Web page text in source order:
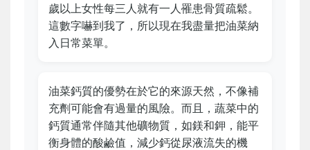
歲以上女性每三人就有一人罹患骨質疏鬆。
這數字嚇到我了，所以現在我盡量把油菜納
入日常菜單。
油菜鈣質的優勢在於它的來源天然，不像補
充劑可能會有過量的風險。而且，蔬菜中的
鈣質通常伴隨其他礦物質，如鎂和鉀，能平
衡身體的酸鹼值，減少鈣從尿液流失的機